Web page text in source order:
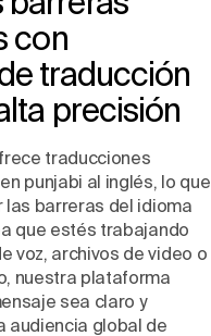
con
traducción
precisión
traducciones
punjabi al inglés, lo que
las barreras del idioma
que estés trabajando
voz, archivos de video o
nuestra plataforma
sea claro y
audiencia global de